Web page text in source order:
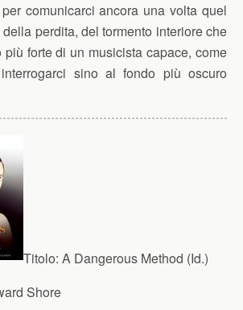
comunicarci ancora una volta quel
perdita, del tormento interiore che
più forte di un musicista capace, come
sino al fondo più oscuro
Titolo: A Dangerous Method (Id.)
Shore